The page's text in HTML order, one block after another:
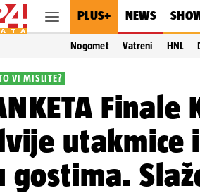
PLUS+ NEWS
Nogomet Vatreni HNL
VI MISLITE?
Finale
utakmice
gostima.